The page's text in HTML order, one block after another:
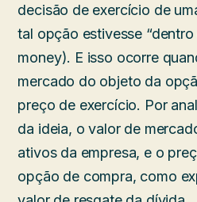
decisão de exercício de
tal opção estivesse
money). E isso ocorre
mercado do objeto da
preço de exercício. Por
da ideia, o valor de
ativos da empresa, e o
opção de compra, como